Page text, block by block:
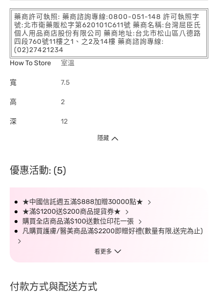
藥商許可執照: 藥商諮詢專線:0800-051-148 許可執照字
號:北市衛藥販松字第620101C611號 藥商名稱:台灣屈臣氏
個人用品商店股份有限公司 藥商地址:台北市松山區八德路
四段760號11樓之1、之2及14樓 藥商諮詢專線:
(02)27421234
How To Store
室溫
寬 7.5
高 2
深 12
隱藏
優惠活動: (5)
★中國信託週五滿$888加贈30000點★
★滿$1200送$200商品提貨券★
購買全店商品滿$100送數位印花一張
凡購買護膚/醫美商品滿$2200即贈好禮(數量有限,送完為止)
看更多
付款方式與配送方式